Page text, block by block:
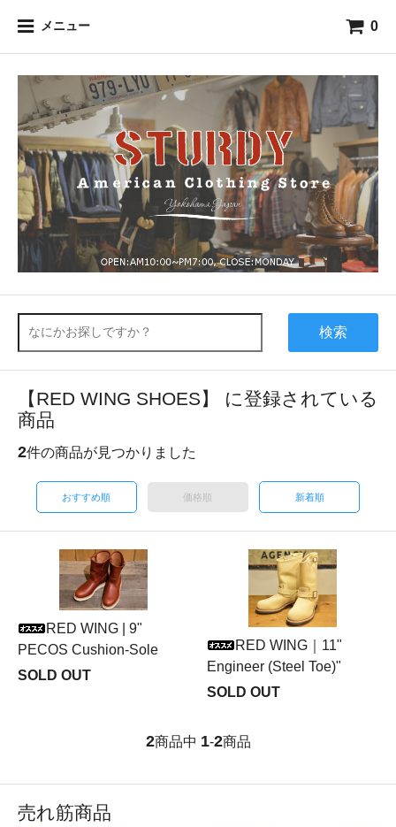
メニュー 0
検索
【RED WING SHOES】 に登録されている
商品
2件の商品が見つかりました
おすすめ順 価格順 新着順
RED WING | 9"
PECOS Cushion-Sole
SOLD OUT
RED WING｜11"
Engineer (Steel Toe)"
SOLD OUT
2商品中 1-2商品
売れ筋商品